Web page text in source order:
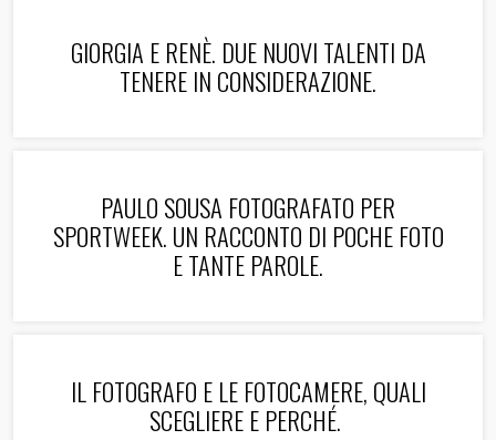
GIORGIA E RENÈ. DUE NUOVI TALENTI DA
TENERE IN CONSIDERAZIONE.
PAULO SOUSA FOTOGRAFATO PER
SPORTWEEK. UN RACCONTO DI POCHE FOTO
E TANTE PAROLE.
IL FOTOGRAFO E LE FOTOCAMERE, QUALI
SCEGLIERE E PERCHÉ.